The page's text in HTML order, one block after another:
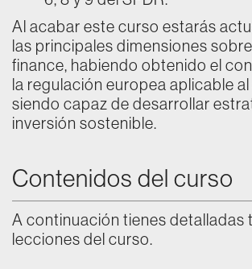
Al acabar este curso estarás
las principales dimensiones
finance, habiendo obtenido el
la regulación europea aplicable
siendo capaz de desarrollar
inversión sostenible.
Contenidos del curso
A continuación tienes detalladas
lecciones del curso.